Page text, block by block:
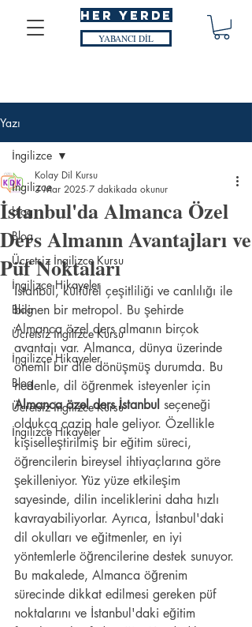
HER YERDE
YABANCI DİL
Yazı
İngilizce
blog
Blog
Ücretsiz İngilizce Kursu
İngilizce Hikayeler
Blog
Ücretsiz İngilizce Kursu
İngilizce Hikayeler
Blog
Ücretsiz İngilizce Kursu
İngilizce Hikayeler
İngilizce
İstanbul'da Almanca Özel
Ders Almanın Avantajları ve
Püf Noktaları
Kolay Dil Kursu
3 Mar 2025 7 dakikada okunur
İstanbul, kültürel çeşitliliği ve canlılığı ile
bilinen bir metropol. Bu şehirde
Almanca özel ders almanın birçok
avantajı var. Almanca, dünya üzerinde
önemli bir dile dönüşmüş durumda. Bu
nedenle, dil öğrenmek isteyenler için
Almanca özel ders İstanbul seçeneği
oldukça cazip hale geliyor. Özellikle
kişiselleştirilmiş bir eğitim süreci,
öğrencilerin bireysel ihtiyaçlarına göre
şekilleniyor. Yüz yüze etkileşim
sayesinde, dilin inceliklerini daha hızlı
kavrayabiliyorlar. Ayrıca, İstanbul'daki
dil okulları ve eğitmenler, en iyi
yöntemlerle öğrencilerine destek sunuyor.
Bu makalede, Almanca öğrenim
sürecinde dikkat edilmesi gereken püf
noktalarını ve İstanbul'daki eğitim